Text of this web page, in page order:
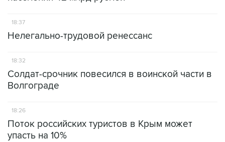
18:37
Нелегально-трудовой ренессанс
18:32
Солдат-срочник повесился в воинской части в
Волгограде
18:26
Поток российских туристов в Крым может
упасть на 10%